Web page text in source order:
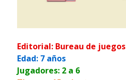
Editorial: Bureau de juegos
Edad: 7 años
Jugadores: 2 a 6